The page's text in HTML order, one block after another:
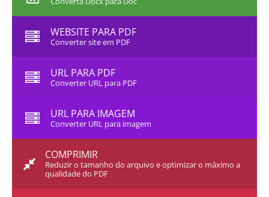
WEBSITE PARA PDF
Converter site em PDF
URL PARA PDF
Converter URL para PDF
URL PARA IMAGEM
Converter URL para imagem
COMPRIMIR
Reduzir o tamanho do arquivo e optimizar o máximo a
qualidade do PDF